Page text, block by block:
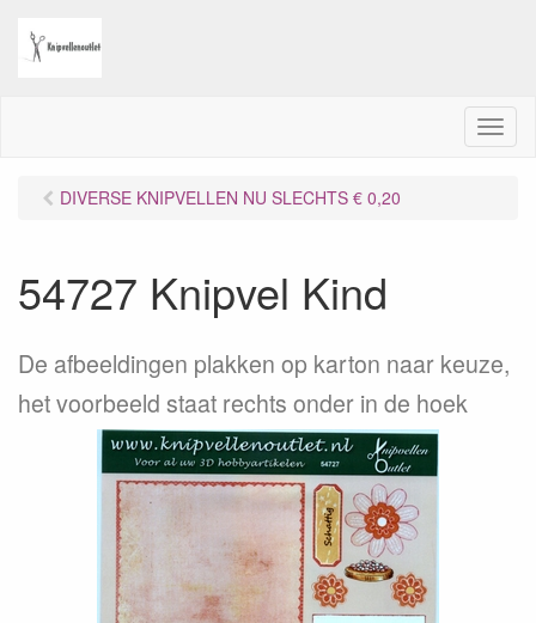
M
e
DIVERSE KNIPVELLEN NU SLECHTS € 0,20
54727 Knipvel Kind
De afbeeldingen plakken op karton naar keuze,
het voorbeeld staat rechts onder in de hoek